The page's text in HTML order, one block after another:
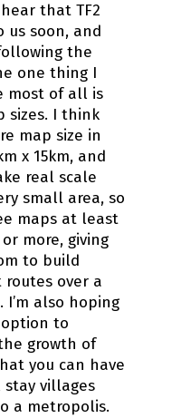
that TF2
us soon, and
the
one thing I
most of all is
sizes. I think
map size in
x 15km, and
real scale
small area, so
maps at least
more, giving
to build
over a
I’m also hoping
to
growth of
you can have
villages
a metropolis.